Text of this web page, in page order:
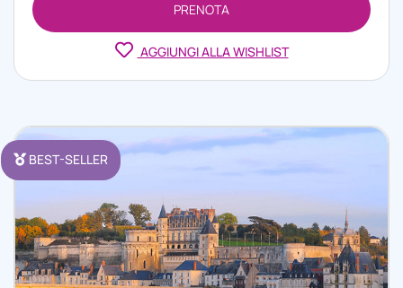
PRENOTA
AGGIUNGI ALLA WISHLIST
BEST-SELLER